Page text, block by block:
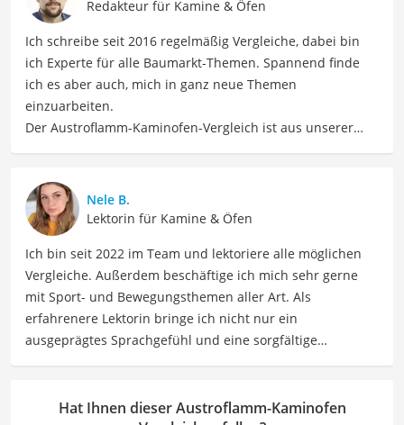
Redakteur für Kamine & Öfen
Ich schreibe seit 2016 regelmäßig Vergleiche, dabei bin
ich Experte für alle Baumarkt-Themen. Spannend finde
ich es aber auch, mich in ganz neue Themen
einzuarbeiten.
Der Austroflamm-Kaminofen-Vergleich ist aus unserer
Nele B.
Lektorin für Kamine & Öfen
Ich bin seit 2022 im Team und lektoriere alle möglichen
Vergleiche. Außerdem beschäftige ich mich sehr gerne
mit Sport- und Bewegungsthemen aller Art. Als
erfahrenere Lektorin bringe ich nicht nur ein
ausgeprägtes Sprachgefühl und eine sorgfältige
kann ich dazu beitragen, Texte inhaltlich präzise, gut
Hat Ihnen dieser Austroflamm-Kaminofen